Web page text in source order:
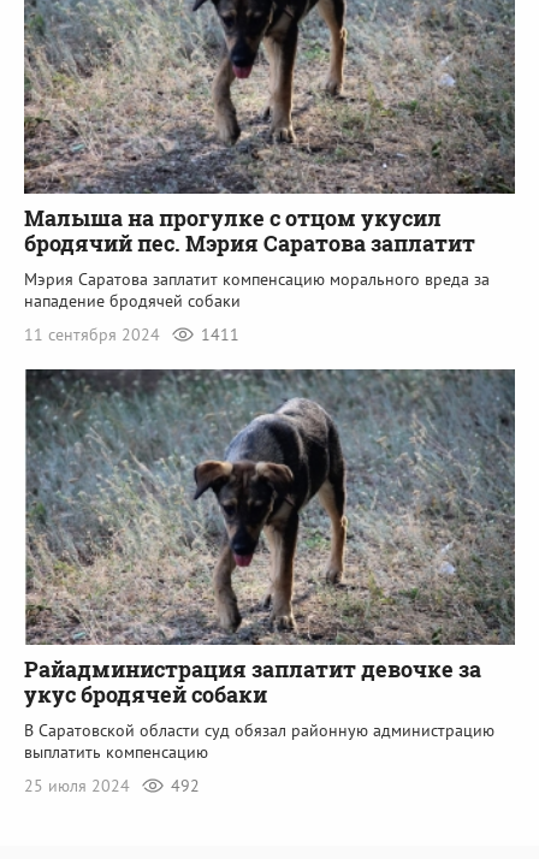
Малыша на прогулке с отцом укусил
бродячий пес. Мэрия Саратова заплатит
Мэрия Саратова заплатит компенсацию морального вреда за
нападение бродячей собаки
11 сентября 2024
1411
Райадминистрация заплатит девочке за
укус бродячей собаки
В Саратовской области суд обязал районную администрацию
выплатить компенсацию
25 июля 2024
492